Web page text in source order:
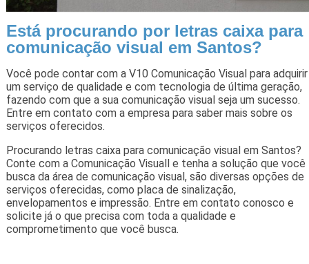
Está procurando por letras caixa para
comunicação visual em Santos?
Você pode contar com a V10 Comunicação Visual para adquirir
um serviço de qualidade e com tecnologia de última geração,
fazendo com que a sua comunicação visual seja um sucesso.
Entre em contato com a empresa para saber mais sobre os
serviços oferecidos.
Procurando letras caixa para comunicação visual em Santos?
Conte com a Comunicação Visuall e tenha a solução que você
busca da área de comunicação visual, são diversas opções de
serviços oferecidas, como placa de sinalização,
envelopamentos e impressão. Entre em contato conosco e
solicite já o que precisa com toda a qualidade e
comprometimento que você busca.